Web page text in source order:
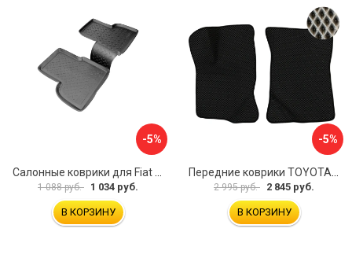
-5%
1 088 руб. 1 034 руб.
В КОРЗИНУ
-5%
2 995 руб. 2 845 руб.
В КОРЗИНУ